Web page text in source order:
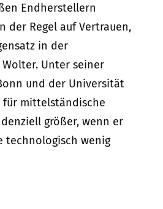
Endherstellern
Regel auf Vertrauen,
in der
Unter seiner
und der Universität
für mittelständische
größer, wenn er
technologisch wenig